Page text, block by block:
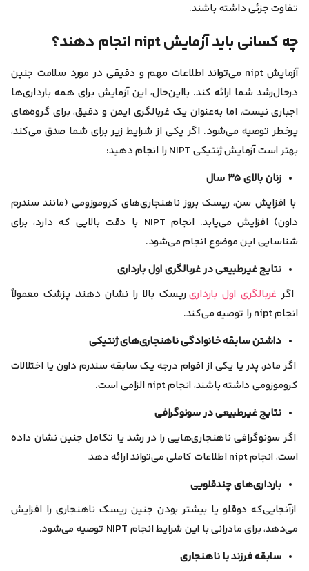
تفاوت جزئی داشته باشند.
چه کسانی باید آزمایش nipt انجام دهند؟
آزمایش nipt می‌تواند اطلاعات مهم و دقیقی در مورد سلامت جنین
در‌حال‌رشد شما ارائه کند. با‌این‌حال، این آزمایش برای همه بارداری‌ها
اجباری نیست، اما به‌عنوان یک غربالگری ایمن و دقیق، برای گروه‌های
پرخطر توصیه می‌شود. اگر یکی از شرایط زیر برای شما صدق می‌کند،
بهتر است آزمایش ژنتیکی NIPT را انجام دهید:
زنان بالای ۳۵ سال
با افزایش سن، ریسک بروز ناهنجاری‌های کروموزومی (مانند سندرم
داون) افزایش می‌یابد. انجام NIPT با دقت بالایی که دارد، برای
شناسایی این موضوع انجام می‌شود.
نتایج غیرطبیعی در غربالگری اول بارداری
اگر غربالگری اول بارداریریسک بالا را نشان دهند، پزشک معمولاً
انجام nipt را توصیه می‌کند.
داشتن سابقه خانوادگی ناهنجاری‌های ژنتیکی
اگر مادر، پدر یا یکی از اقوام درجه یک سابقه سندرم داون یا اختلالات
کروموزومی داشته باشند، انجام nipt الزامی است.
نتایج غیر‌طبیعی در سونوگرافی
اگر سونوگرافی ناهنجاری‌هایی را در رشد یا تکامل جنین نشان داده
است، انجام nipt اطلاعات کاملی می‌تواند ارائه دهد.
بارداری‌های چندقلویی
از‌آنجایی‌که دوقلو یا بیشتر بودن جنین ریسک ناهنجاری را افزایش
می‌دهد، برای مادرانی با این شرایط انجام NIPT توصیه می‌شود.
سابقه فرزند با ناهنجاری